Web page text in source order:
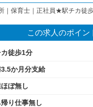
所｜保育士｜正社員★駅チカ
この求人のポイン
徒歩1分
か月分支給
ぼ無し
り仕事無し